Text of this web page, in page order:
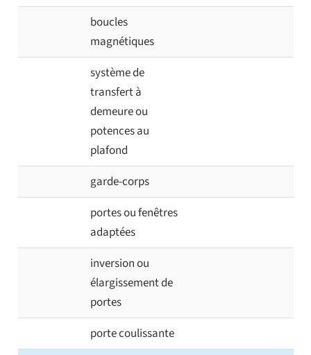
boucles
magnétiques
système de
transfert à
demeure ou
potences au
plafond
garde-corps
portes ou fenêtres
adaptées
inversion ou
élargissement de
portes
porte coulissante